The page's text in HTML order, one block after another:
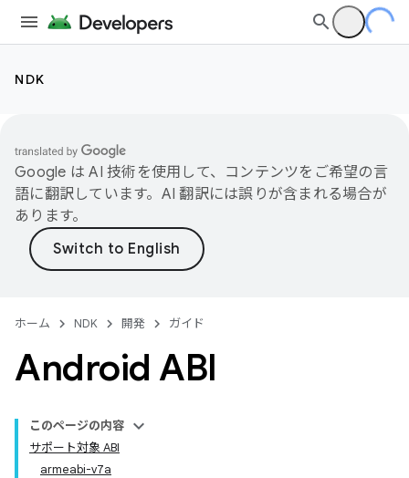
NDK
Google は AI 技術を使用して、コンテンツをご希望の言
語に翻訳しています。AI 翻訳には誤りが含まれる場合が
あります。
ホーム NDK 開発 ガイド
Android ABI
このページの内容
サポート対象 ABI
armeabi-v7a